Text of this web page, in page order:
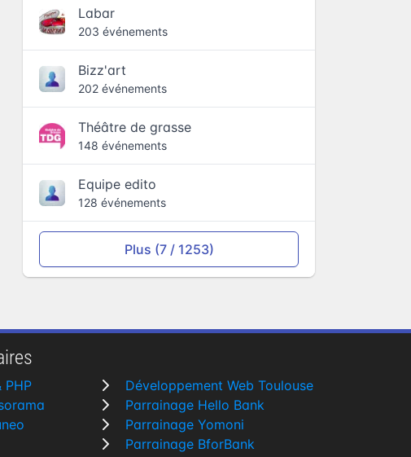
Labar
203 événements
Bizz'art
202 événements
Théâtre de grasse
148 événements
Equipe edito
128 événements
Plus (7 / 1253)
PHP
Développement Web Toulouse
Parrainage Hello Bank
Parrainage Yomoni
Parrainage BforBank